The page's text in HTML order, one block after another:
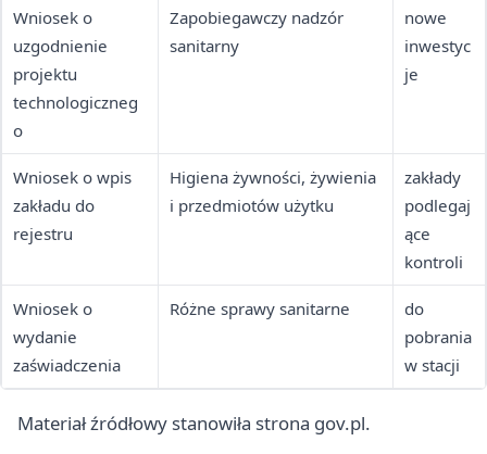
Wniosek o
uzgodnienie
projektu
technologiczneg
o
Zapobiegawczy nadzór
sanitarny
nowe
inwestyc
je
Wniosek o wpis
zakładu do
rejestru
Higiena żywności, żywienia
i przedmiotów użytku
zakłady
podlegaj
ące
kontroli
Wniosek o
wydanie
zaświadczenia
Różne sprawy sanitarne
do
pobrania
w stacji
Materiał źródłowy stanowiła strona gov.pl.